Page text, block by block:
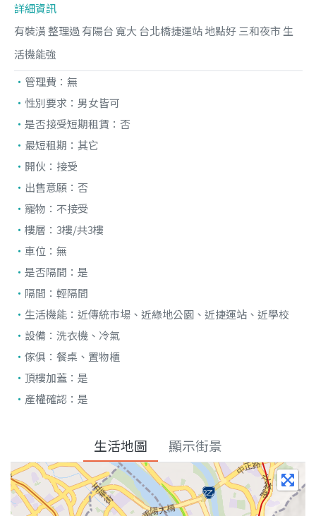
詳細資訊
有裝潢 整理過 有陽台 寬大 台北橋捷運站 地點好 三和夜市 生
活機能強
管理費： 無
性別要求： 男女皆可
是否接受短期租賃： 否
最短租期： 其它
開伙： 接受
出售意願： 否
寵物： 不接受
樓層： 3樓/共3樓
車位： 無
是否隔間： 是
隔間： 輕隔間
生活機能： 近傳統市場、近綠地公園、近捷運站、近學校
設備： 洗衣機、冷氣
傢俱： 餐桌、置物櫃
頂樓加蓋： 是
產權確認： 是
生活地圖 顯示街景